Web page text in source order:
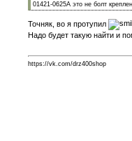
01421-0625A это не болт
Точняк, во я протупил
Надо будет такую найти и
https://vk.com/drz400shop